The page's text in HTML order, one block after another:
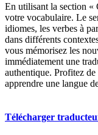
En utilisant la section «
votre vocabulaire. Le
idiomes, les verbes à
dans différents
vous mémorisez les
immédiatement une
authentique. Profitez
apprendre une langue
Télécharger